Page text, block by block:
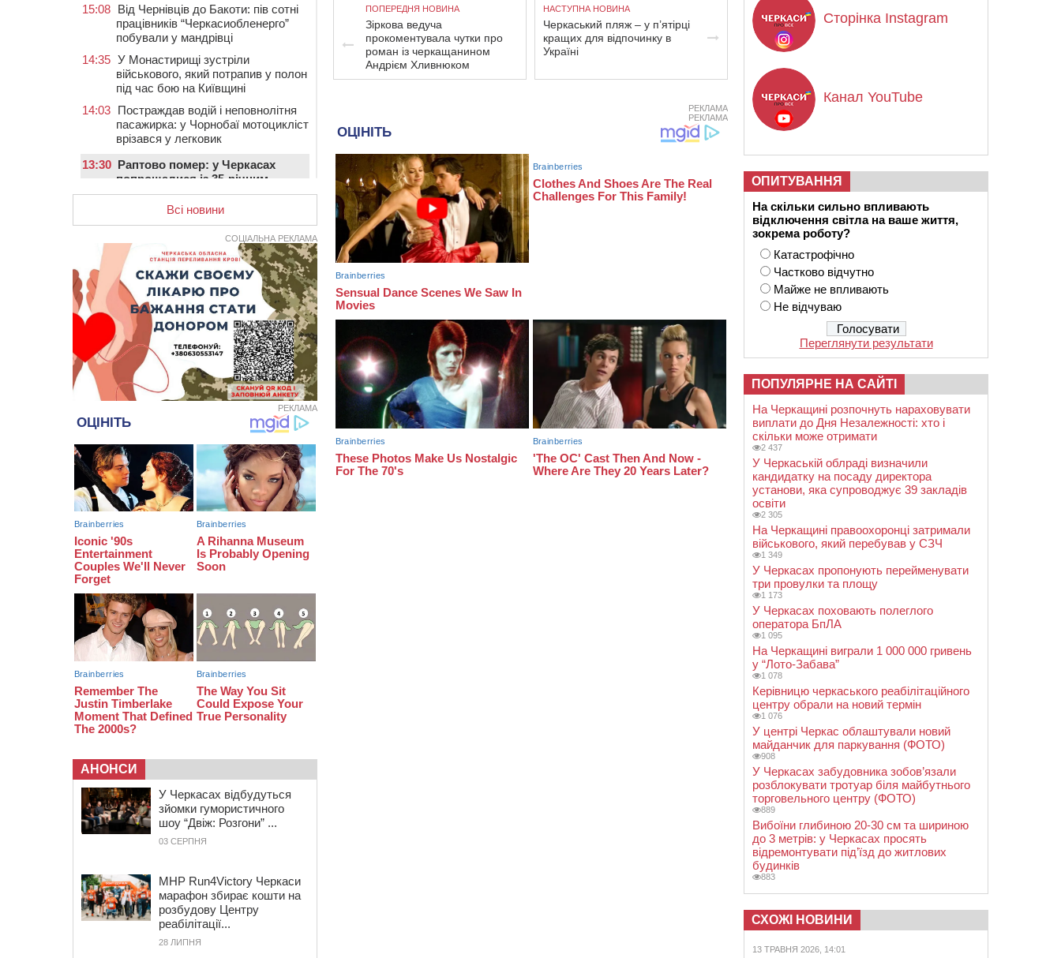
ПОПЕРЕДНЯ НОВИНА
Зіркова ведуча
прокоментувала чутки про
роман із черкащанином
Андрієм Хливнюком
НАСТУПНА НОВИНА
Черкаський пляж – у п’ятірці
кращих для відпочинку в
Україні
РЕКЛАМА
РЕКЛАМА
15:08 Від Чернівців до Бакоти: пів сотні
працівників “Черкасиобленерго”
побували у мандрівці
14:35 У Монастирищі зустріли
військового, який потрапив у полон
під час бою на Київщині
14:03 Постраждав водій і неповнолітня
пасажирка: у Чорнобаї мотоцикліст
врізався у легковик
13:30 Раптово помер: у Черкасах
попрощалися із 35-річним
прикордонником
місцевих жителів, які відмовилися
вчиняти підпали на замовлення
росіян
12:23
У Руськополянській громаді
оновили дорожню розмітку на
центральних вулицях (ФОТО)
11:48
На черкаській дамбі загинув
водій BMW, зіткнувшись на
зустрічній смузі із вантажівкою
11:14
Збитки понад 100 тисяч гривень:
на Золотоніщині правоохоронці
виявили 700 метрів
10:33 У Черкасах легковик зіткнувся із
вантажівкою й “відлетів” у стіну:
постраждав підліток
09:49 ДНК-експертиза через 21 місяць
підтвердила загибель захисника
зі Сміли
09:13 У Черкасах 18-річний хлопець
пошти
Всі новини
СОЦІАЛЬНА РЕКЛАМА
РЕКЛАМА
АНОНСИ
У Черкасах відбудуться
зйомки гумористичного
шоу “Двіж: Розгони” ...
03 СЕРПНЯ
MHP Run4Victory Черкаси
марафон збирає кошти на
розбудову Центру
реабілітації...
28 ЛИПНЯ
Сторінка Instagram
Канал YouTube
ОПИТУВАННЯ
На скільки сильно впливають
відключення світла на ваше життя,
зокрема роботу?
Катастрофічно
Частково відчутно
Майже не впливають
Не відчуваю
Переглянути результати
ПОПУЛЯРНЕ НА САЙТІ
На Черкащині розпочнуть нараховувати
виплати до Дня Незалежності: хто і
скільки може отримати
2 437
У Черкаській облраді визначили
кандидатку на посаду директора
установи, яка супроводжує 39 закладів
освіти
2 305
На Черкащині правоохоронці затримали
військового, який перебував у СЗЧ
1 349
У Черкасах пропонують перейменувати
три провулки та площу
1 173
У Черкасах поховають полеглого
оператора БпЛА
1 095
На Черкащині виграли 1 000 000 гривень
у “Лото-Забава”
1 078
Керівницю черкаського реабілітаційного
центру обрали на новий термін
1 076
У центрі Черкас облаштували новий
майданчик для паркування (ФОТО)
908
У Черкасах забудовника зобов’язали
розблокувати тротуар біля майбутнього
торговельного центру (ФОТО)
889
Вибоїни глибиною 20-30 см та шириною
до 3 метрів: у Черкасах просять
відремонтувати під’їзд до житлових
будинків
883
СХОЖІ НОВИНИ
13 ТРАВНЯ 2026, 14:01